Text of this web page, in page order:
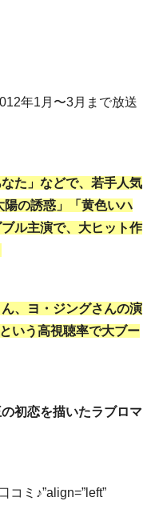
年1月〜3月まで放送
た」などで、若手人気
の誘惑」「黄色いハ
ル主演で、大ヒット作
、ヨ・ジングさんの演
いう高視聴率で大ブー
初恋を描いたラブロマ
コミ♪”align=”left”